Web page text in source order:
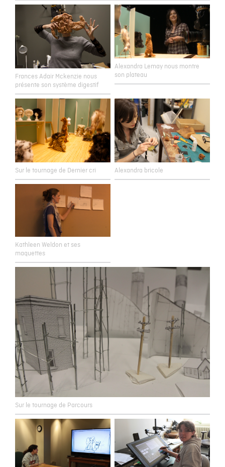
Frances Adair Mckenzie nous
présente son système digestif
Alexandra Lemay nous montre
son plateau
Sur le tournage de Dernier cri Alexandra bricole
Kathleen Weldon et ses
maquettes
Sur le tournage de Parcours